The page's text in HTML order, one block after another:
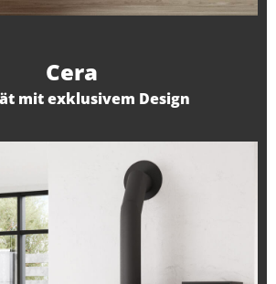
Cera
mit exklusivem Design